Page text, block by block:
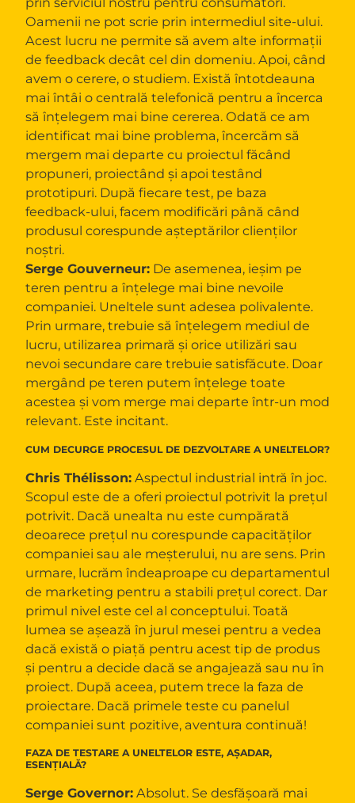
Oamenii ne pot scrie prin intermediul site-ului.
Acest lucru ne permite să avem alte informații
de feedback decât cel din domeniu. Apoi, când
avem o cerere, o studiem. Există întotdeauna
mai întâi o centrală telefonică pentru a încerca
să înțelegem mai bine cererea. Odată ce am
identificat mai bine problema, încercăm să
mergem mai departe cu proiectul făcând
propuneri, proiectând și apoi testând
prototipuri. După fiecare test, pe baza
feedback-ului, facem modificări până când
produsul corespunde așteptărilor clienților
noștri.
Serge Gouverneur:De asemenea, ieșim pe
teren pentru a înțelege mai bine nevoile
companiei. Uneltele sunt adesea polivalente.
Prin urmare, trebuie să înțelegem mediul de
lucru, utilizarea primară și orice utilizări sau
nevoi secundare care trebuie satisfăcute. Doar
mergând pe teren putem înțelege toate
acestea și vom merge mai departe într-un mod
relevant. Este incitant.
CUM DECURGE PROCESUL DE DEZVOLTARE A UNELTELOR?
Chris Thélisson:Aspectul industrial intră în joc.
Scopul este de a oferi proiectul potrivit la prețul
potrivit. Dacă unealta nu este cumpărată
deoarece prețul nu corespunde capacităților
companiei sau ale meșterului, nu are sens. Prin
urmare, lucrăm îndeaproape cu departamentul
de marketing pentru a stabili prețul corect. Dar
primul nivel este cel al conceptului. Toată
lumea se așează în jurul mesei pentru a vedea
dacă există o piață pentru acest tip de produs
și pentru a decide dacă se angajează sau nu în
proiect. După aceea, putem trece la faza de
proiectare. Dacă primele teste cu panelul
companiei sunt pozitive, aventura continuă!
FAZA DE TESTARE A UNELTELOR ESTE, AȘADAR,
ESENȚIALĂ?
Serge Governor:Absolut. Se desfășoară mai